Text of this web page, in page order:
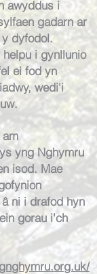
awyddus i
gadarn ar
dyfodol.
i gynllunio
ei fod yn
wedi'i
yng Nghymru
isod. Mae
ni i drafod hyn
gorau i'ch